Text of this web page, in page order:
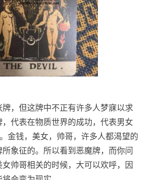
，但这牌中不正有许多人梦寐以求
代表在物质世界的成功，代表男女
金钱，美女，帅哥，许多人都渴望的
象征的。所以看到恶魔牌，而你问
帅哥相关的时候，大可以欢呼，因